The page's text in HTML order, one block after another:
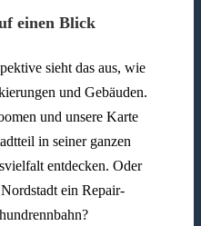
einen Blick
sieht das aus, wie
und Gebäuden.
und unsere Karte
in seiner ganzen
entdecken. Oder
ein Repair-